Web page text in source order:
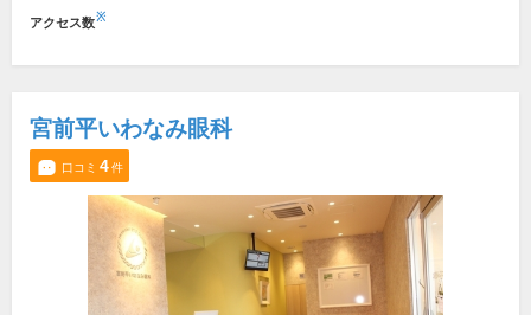
アクセス数※
宮前平いわなみ眼科
口コミ 4件